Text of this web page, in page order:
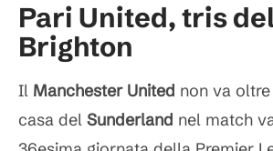
Pari United, tris
Brighton
Il Manchester United non va
casa del Sunderland nel match